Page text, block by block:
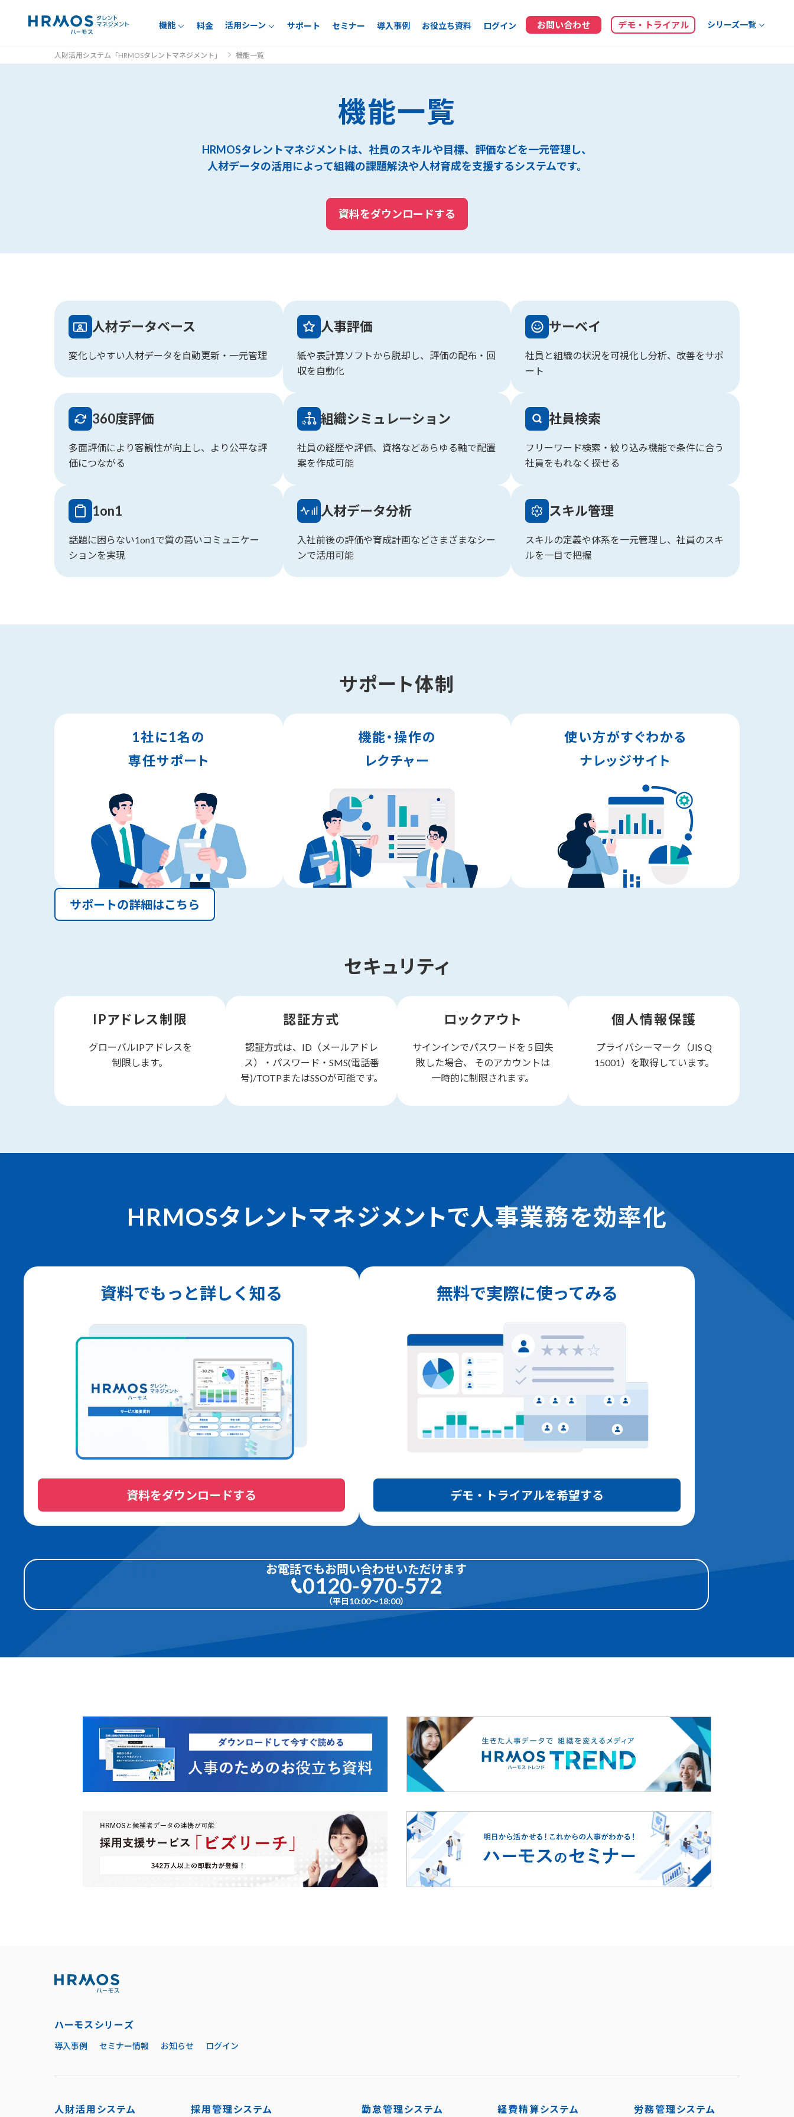
機能 料金 活用シーン サポート セミナー 導入事例 お役立ち資料 ログイン お問い合わせ デモ・トライアル シリーズ一覧
人財活用システム「HRMOSタレントマネジメント」 機能一覧
機能一覧
HRMOSタレントマネジメントは、社員のスキルや目標、評価などを一元管理し、
人材データの活用によって組織の課題解決や人材育成を支援するシステムです。
資料をダウンロードする
人材データベース
変化しやすい人材データを自動更新・一元管理
人事評価
紙や表計算ソフトから脱却し、評価の配布・回
収を自動化
サーベイ
社員と組織の状況を可視化し分析、改善をサポ
ート
360度評価
多面評価により客観性が向上し、より公平な評
価につながる
組織シミュレーション
社員の経歴や評価、資格などあらゆる軸で配置
案を作成可能
社員検索
フリーワード検索・絞り込み機能で条件に合う
社員をもれなく探せる
1on1
話題に困らない1on1で質の高いコミュニケー
ションを実現
人材データ分析
入社前後の評価や育成計画などさまざまなシー
ンで活用可能
スキル管理
スキルの定義や体系を一元管理し、社員のスキ
ルを一目で把握
サポート体制
1社に1名の
専任サポート
機能・操作の
レクチャー
使い方がすぐわかる
ナレッジサイト
サポートの詳細はこちら
セキュリティ
IPアドレス制限
グローバルIPアドレスを
制限します。
認証方式
認証方式は、ID（メールアドレ
ス）・パスワード・SMS(電話番
号)/TOTPまたはSSOが可能です。
ロックアウト
サインインでパスワードを 5 回失
敗した場合、 そのアカウントは
一時的に制限されます。
個人情報保護
プライバシーマーク（JIS Q
15001）を取得しています。
HRMOSタレントマネジメントで人事業務を効率化
資料でもっと詳しく知る
資料をダウンロードする
無料で実際に使ってみる
デモ・トライアルを希望する
お電話でもお問い合わせいただけます
0120-970-572
（平日10:00〜18:00）
ハーモスシリーズ
導入事例 セミナー情報 お知らせ ログイン
人財活用システム 採用管理システム 勤怠管理システム 経費精算システム 労務管理システム